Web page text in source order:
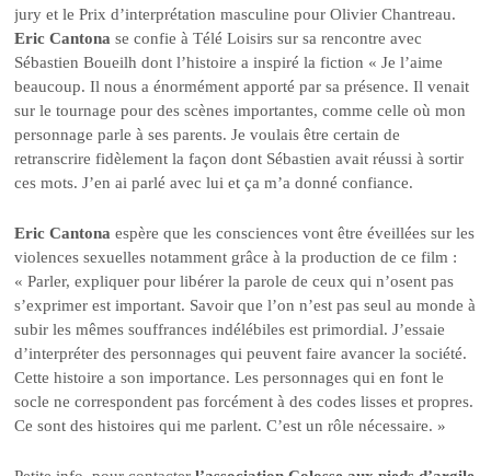
jury et le Prix d’interprétation masculine pour Olivier Chantreau.
Eric Cantona se confie à Télé Loisirs sur sa rencontre avec
Sébastien Boueilh dont l’histoire a inspiré la fiction « Je l’aime
beaucoup. Il nous a énormément apporté par sa présence. Il venait
sur le tournage pour des scènes importantes, comme celle où mon
personnage parle à ses parents. Je voulais être certain de
retranscrire fidèlement la façon dont Sébastien avait réussi à sortir
ces mots. J’en ai parlé avec lui et ça m’a donné confiance.
Eric Cantona espère que les consciences vont être éveillées sur les
violences sexuelles notamment grâce à la production de ce film :
« Parler, expliquer pour libérer la parole de ceux qui n’osent pas
s’exprimer est important. Savoir que l’on n’est pas seul au monde à
subir les mêmes souffrances indélébiles est primordial. J’essaie
d’interpréter des personnages qui peuvent faire avancer la société.
Cette histoire a son importance. Les personnages qui en font le
socle ne correspondent pas forcément à des codes lisses et propres.
Ce sont des histoires qui me parlent. C’est un rôle nécessaire. »